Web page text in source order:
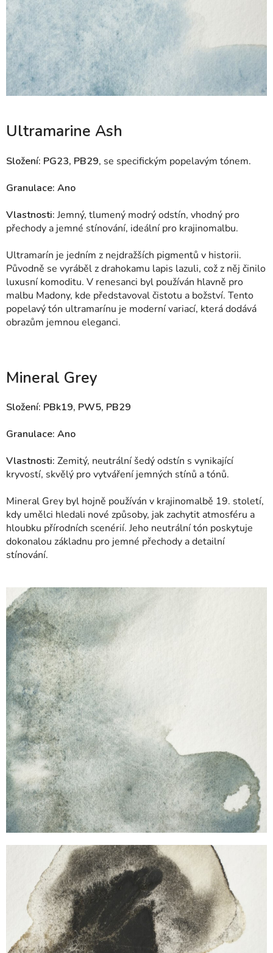
Ultramarine Ash
Složení: PG23, PB29, se specifickým popelavým tónem.
Granulace: Ano
Vlastnosti: Jemný, tlumený modrý odstín, vhodný pro
přechody a jemné stínování, ideální pro krajinomalbu.
Ultramarín je jedním z nejdražších pigmentů v historii.
Původně se vyráběl z drahokamu lapis lazuli, což z něj činilo
luxusní komoditu. V renesanci byl používán hlavně pro
malbu Madony, kde představoval čistotu a božství. Tento
popelavý tón ultramarínu je moderní variací, která dodává
obrazům jemnou eleganci.
Mineral Grey
Složení: PBk19, PW5, PB29
Granulace: Ano
Vlastnosti: Zemitý, neutrální šedý odstín s vynikající
kryvostí, skvělý pro vytváření jemných stínů a tónů.
Mineral Grey byl hojně používán v krajinomalbě 19. století,
kdy umělci hledali nové způsoby, jak zachytit atmosféru a
hloubku přírodních scenérií. Jeho neutrální tón poskytuje
dokonalou základnu pro jemné přechody a detailní
stínování.